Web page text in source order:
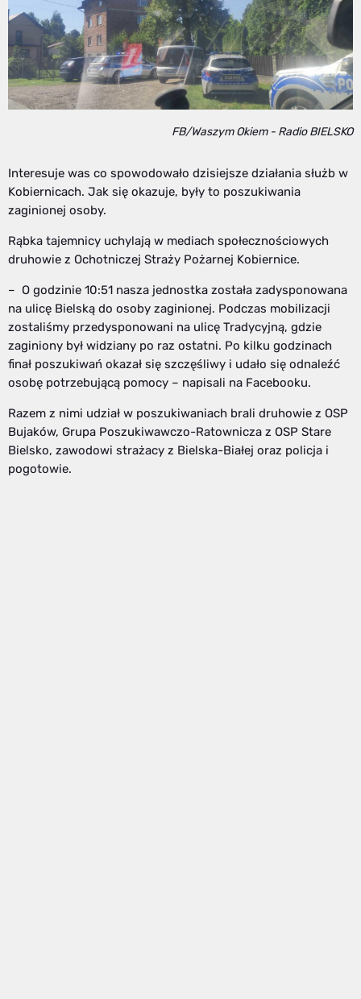
FB/Waszym Okiem - Radio BIELSKO
Interesuje was co spowodowało dzisiejsze działania służb w
Kobiernicach. Jak się okazuje, były to poszukiwania
zaginionej osoby.
Rąbka tajemnicy uchylają w mediach społecznościowych
druhowie z Ochotniczej Straży Pożarnej Kobiernice.
– O godzinie 10:51 nasza jednostka została zadysponowana
na ulicę Bielską do osoby zaginionej. Podczas mobilizacji
zostaliśmy przedysponowani na ulicę Tradycyjną, gdzie
zaginiony był widziany po raz ostatni. Po kilku godzinach
finał poszukiwań okazał się szczęśliwy i udało się odnaleźć
osobę potrzebującą pomocy – napisali na Facebooku.
Razem z nimi udział w poszukiwaniach brali druhowie z OSP
Bujaków, Grupa Poszukiwawczo-Ratownicza z OSP Stare
Bielsko, zawodowi strażacy z Bielska-Białej oraz policja i
pogotowie.